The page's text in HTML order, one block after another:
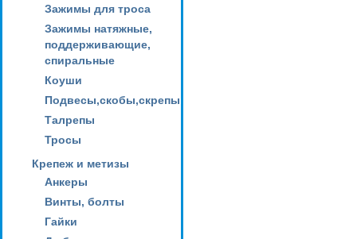
Зажимы для троса
Зажимы натяжные,
поддерживающие,
спиральные
Коуши
Подвесы,скобы,скрепы
Талрепы
Тросы
Крепеж и метизы
Анкеры
Винты, болты
Гайки